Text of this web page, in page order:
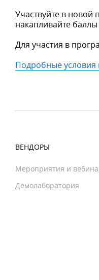
Участвуйте в
накапливайте
Для участия в
Подробные условия
ВЕНДОРЫ
Мероприятия и
Демолаборатория